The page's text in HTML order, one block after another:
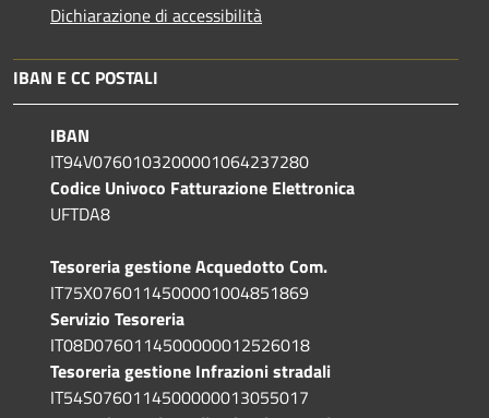
Dichiarazione di accessibilità
IBAN E CC POSTALI
IBAN
IT94V0760103200001064237280
Codice Univoco Fatturazione Elettronica
UFTDA8
Tesoreria gestione Acquedotto Com.
IT75X0760114500001004851869
Servizio Tesoreria
IT08D0760114500000012526018
Tesoreria gestione Infrazioni stradali
IT54S0760114500000013055017